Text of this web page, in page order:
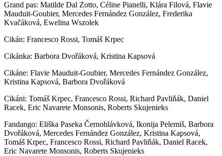
Grand pas: Matilde Dal Zotto, Céline Pianelli, Klára Filová, Flavie
Mauduit-Goubier, Mercedes Fernández González, Frederika
Kvačáková, Ewelina Wszolek
Cikán: Francesco Rossi, Tomáš Krpec
Cikánka: Barbora Dvořáková, Kristina Kapsová
Cikáne: Flavie Mauduit-Goubier, Mercedes Fernández González,
Kristina Kapsová, Barbora Dvořáková
Cikáni: Tomáš Krpec, Francesco Rossi, Richard Pavliňák, Daniel
Racek, Eric Navarete Monsonis, Roberts Skujenieks
Fandango: Eliška Paseka Černohlávková, Ikonija Pelemiš, Barbora
Dvořáková, Mercedes Fernández González, Kristina Kapsová,
Tomáš Krpec, Francesco Rossi, Richard Pavliňák, Daniel Racek,
Eric Navarete Monsonis, Roberts Skujenieks